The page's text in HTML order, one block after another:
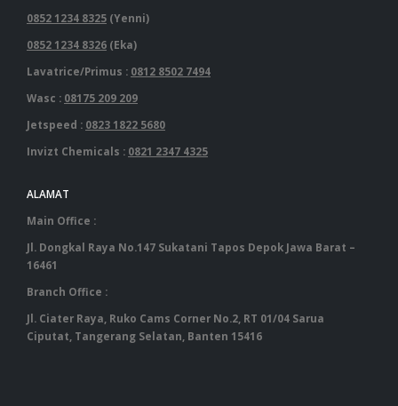
0852 1234 8325 (Yenni)
0852 1234 8326 (Eka)
Lavatrice/Primus : 0812 8502 7494
Wasc : 08175 209 209
Jetspeed : 0823 1822 5680
Invizt Chemicals : 0821 2347 4325
ALAMAT
Main Office :
Jl. Dongkal Raya No.147 Sukatani Tapos Depok Jawa Barat –
16461
Branch Office :
Jl. Ciater Raya, Ruko Cams Corner No.2, RT 01/04 Sarua
Ciputat, Tangerang Selatan, Banten 15416